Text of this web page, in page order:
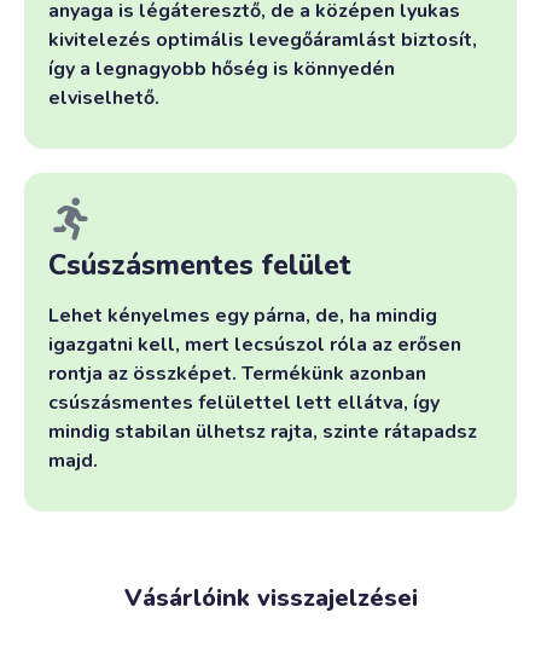
anyaga is légáteresztő, de a középen lyukas
kivitelezés optimális levegőáramlást biztosít,
így a legnagyobb hőség is könnyedén
elviselhető.
Csúszásmentes felület
Lehet kényelmes egy párna, de, ha mindig
igazgatni kell, mert lecsúszol róla az erősen
rontja az összképet. Termékünk azonban
csúszásmentes felülettel lett ellátva, így
mindig stabilan ülhetsz rajta, szinte rátapadsz
majd.
Vásárlóink visszajelzései